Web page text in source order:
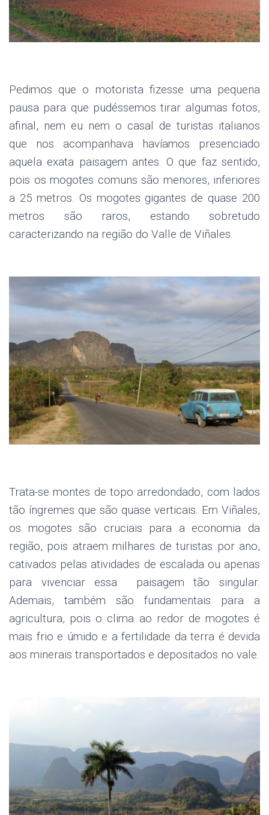
Pedimos que o motorista fizesse uma pequena
pausa para que pudéssemos tirar algumas fotos,
afinal, nem eu nem o casal de turistas italianos
que nos acompanhava havíamos presenciado
aquela exata paisagem antes. O que faz sentido,
pois os mogotes comuns são menores, inferiores
a 25 metros. Os mogotes gigantes de quase 200
metros são raros, estando sobretudo
caracterizando na região do Valle de Viñales.
Trata-se montes de topo arredondado, com lados
tão íngremes que são quase verticais. Em Viñales,
os mogotes são cruciais para a economia da
região, pois atraem milhares de turistas por ano,
cativados pelas atividades de escalada ou apenas
para vivenciar essa paisagem tão singular.
Ademais, também são fundamentais para a
agricultura, pois o clima ao redor de mogotes é
mais frio e úmido e a fertilidade da terra é devida
aos minerais transportados e depositados no vale.